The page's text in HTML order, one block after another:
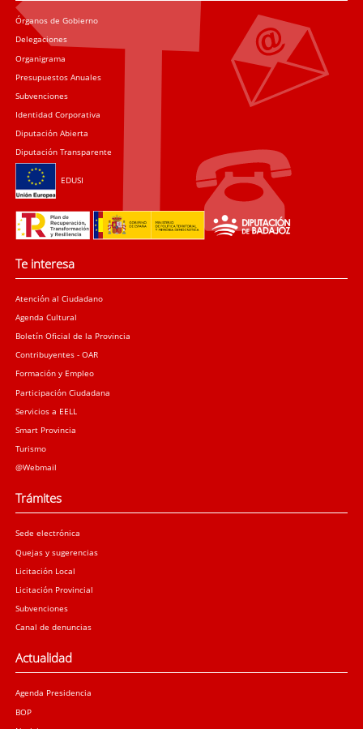
Órganos de Gobierno
Delegaciones
Organigrama
Presupuestos Anuales
Subvenciones
Identidad Corporativa
Diputación Abierta
Diputación Transparente
EDUSI
Te interesa
Atención al Ciudadano
Agenda Cultural
Boletín Oficial de la Provincia
Contribuyentes - OAR
Formación y Empleo
Participación Ciudadana
Servicios a EELL
Smart Provincia
Turismo
@Webmail
Trámites
Sede electrónica
Quejas y sugerencias
Licitación Local
Licitación Provincial
Subvenciones
Canal de denuncias
Actualidad
Agenda Presidencia
BOP